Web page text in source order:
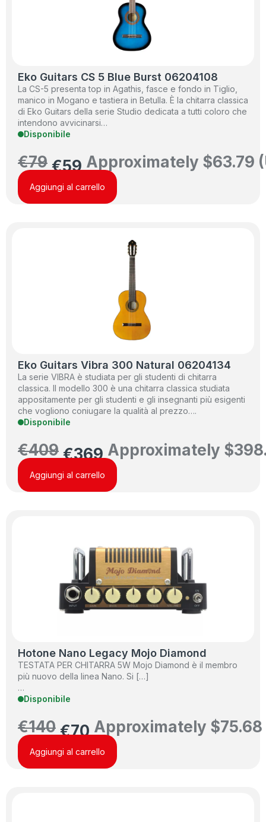
Eko Guitars CS 5 Blue Burst 06204108
La CS-5 presenta top in Agathis, fasce e fondo in Tiglio,
manico in Mogano e tastiera in Betulla. È la chitarra classica
di Eko Guitars della serie Studio dedicata a tutti coloro che
intendono avvicinarsi…
Disponibile
€79 €59 Approximately $63.79
Aggiungi al carrello
Eko Guitars Vibra 300 Natural 06204134
La serie VIBRA è studiata per gli studenti di chitarra
classica. Il modello 300 è una chitarra classica studiata
appositamente per gli studenti e gli insegnanti più esigenti
che vogliono coniugare la qualità al prezzo….
Disponibile
€409 €369 Approximately $
Aggiungi al carrello
Hotone Nano Legacy Mojo Diamond
TESTATA PER CHITARRA 5W Mojo Diamond è il membro
più nuovo della linea Nano. Si […]
…
Disponibile
€140 €70 Approximately $75.68
Aggiungi al carrello